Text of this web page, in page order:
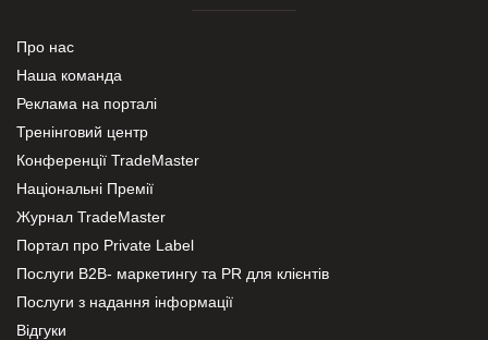
Про нас
Наша команда
Реклама на порталі
Тренінговий центр
Конференції TradeMaster
Національні Премії
Журнал TradeMaster
Портал про Private Label
Послуги В2В- маркетингу та PR для клієнтів
Послуги з надання інформації
Відгуки